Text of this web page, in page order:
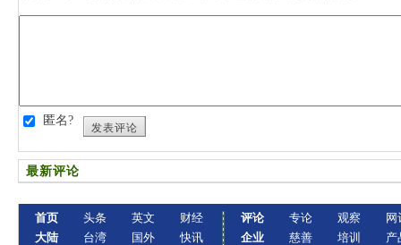
匿名?
发表评论
最新评论
首页
大陆
头条
台湾
英文
国外
财经
快讯
评论
企业
专论
慈善
观察
培训
网
产